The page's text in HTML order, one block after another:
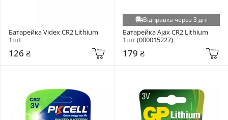
Батарейка Videx CR2 Lithium
1шт
126 ₴
Відправка через 3 дні
Батарейка Ajax CR2 Lithium
1шт (000015227)
179 ₴